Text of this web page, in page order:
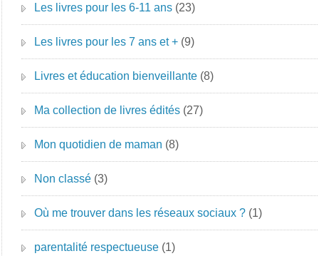
Les livres pour les 6-11 ans (23)
Les livres pour les 7 ans et + (9)
Livres et éducation bienveillante (8)
Ma collection de livres édités (27)
Mon quotidien de maman (8)
Non classé (3)
Où me trouver dans les réseaux sociaux ? (1)
parentalité respectueuse (1)